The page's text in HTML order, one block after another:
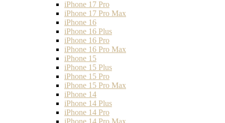
iPhone 17 Pro
iPhone 17 Pro Max
iPhone 16
iPhone 16 Plus
iPhone 16 Pro
iPhone 16 Pro Max
iPhone 15
iPhone 15 Plus
iPhone 15 Pro
iPhone 15 Pro Max
iPhone 14
iPhone 14 Plus
iPhone 14 Pro
iPhone 14 Pro Max